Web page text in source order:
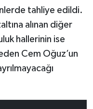
tahliye edildi.
alınan diğer
hallerinin ise
Cem Oğuz’un